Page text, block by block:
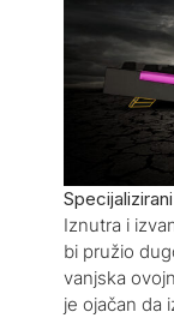
Iznutra i
bi pružio
vanjska
je ojačan da